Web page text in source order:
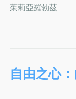
茱莉亞羅勃茲
自由之心